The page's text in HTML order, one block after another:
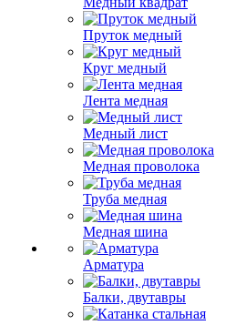
Пруток медный
Круг медный
Лента медная
Медный лист
Медная проволока
Труба медная
Медная шина
Арматура
Балки, двутавры